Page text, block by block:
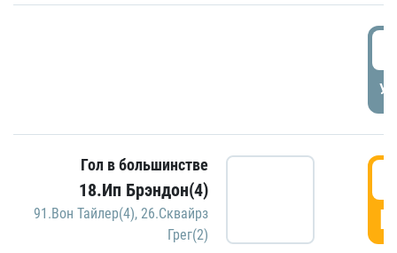
Гол в большинстве
18.Ип Брэндон(4)
91.Вон Тайлер(4), 26.Сквайрз
Грег(2)